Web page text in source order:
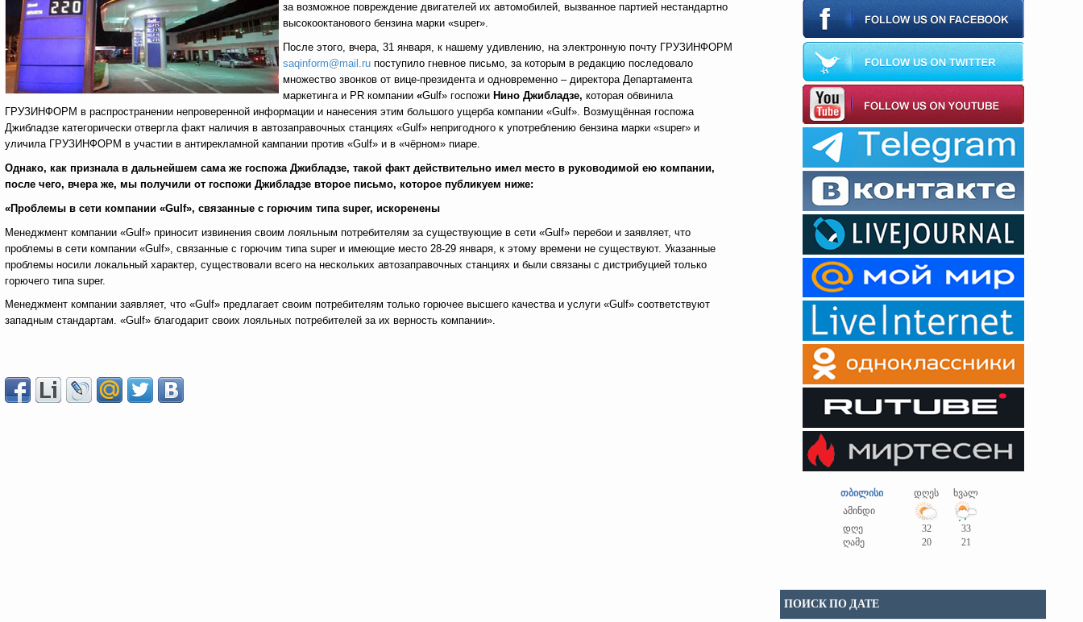
за возможное повреждение двигателей их автомобилей, вызванное партией нестандартно
высокооктанового бензина марки «super».
После этого, вчера, 31 января, к нашему удивлению, на электронную почту ГРУЗИНФОРМ
saqinform@mail.ru поступило гневное письмо, за которым в редакцию последовало
множество звонков от вице-президента и одновременно – директора Департамента
маркетинга и PR компании «Gulf» госпожи Нино Джибладзе, которая обвинила
ГРУЗИНФОРМ в распространении непроверенной информации и нанесения этим большого ущерба компании «Gulf». Возмущённая госпожа
Джибладзе категорически отвергла факт наличия в автозаправочных станциях «Gulf» непригодного к употреблению бензина марки «super» и
уличила ГРУЗИНФОРМ в участии в антирекламной кампании против «Gulf» и в «чёрном» пиаре.
Однако, как признала в дальнейшем сама же госпожа Джибладзе, такой факт действительно имел место в руководимой ею компании,
после чего, вчера же, мы получили от госпожи Джибладзе второе письмо, которое публикуем ниже:
«Проблемы в сети компании «Gulf», связанные с горючим типа super, искоренены
Менеджмент компании «Gulf» приносит извинения своим лояльным потребителям за существующие в сети «Gulf» перебои и заявляет, что
проблемы в сети компании «Gulf», связанные с горючим типа super и имеющие место 28-29 января, к этому времени не существуют. Указанные
проблемы носили локальный характер, существовали всего на нескольких автозаправочных станциях и были связаны с дистрибуцией только
горючего типа super.
Менеджмент компании заявляет, что «Gulf» предлагает своим потребителям только горючее высшего качества и услуги «Gulf» соответствуют
западным стандартам. «Gulf» благодарит своих лояльных потребителей за их верность компании».
თბილისი დღეს
ხვალ
ამინდი
დღე
32
33
ღამე
20 21
ПОИСК ПО ДАТЕ